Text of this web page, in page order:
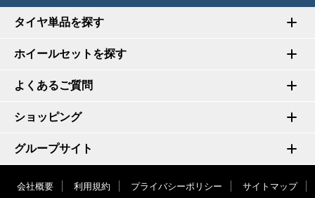
タイヤ単品を探す
ホイールセットを探す
よくあるご質問
ショッピング
グループサイト
会社概要 利用規約 プライバシーポリシー サイトマップ